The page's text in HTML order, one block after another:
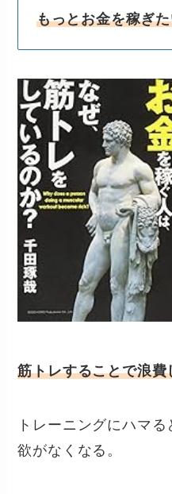
もっとお金を稼ぎ
筋トレすることで浪費
トレーニングにハマ
欲がなくなる。